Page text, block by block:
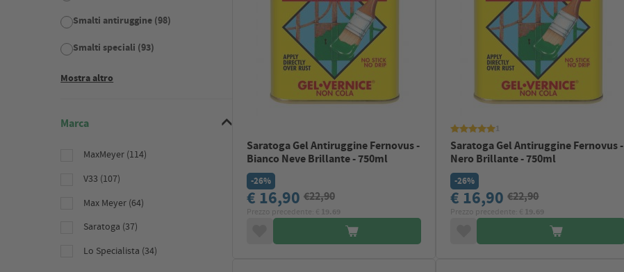
Smalti antiruggine (98)
Smalti speciali (93)
Mostra altro
Marca
MaxMeyer (114)
V33 (107)
Max Meyer (64)
Saratoga (37)
Lo Specialista (34)
Saratoga Gel Antiruggine Fernovus -
Bianco Neve Brillante - 750ml
-26%
€ 16,90 €22,90
Saratoga Gel Antiruggine Fernovus -
Nero Brillante - 750ml
-26%
€ 16,90€22,90